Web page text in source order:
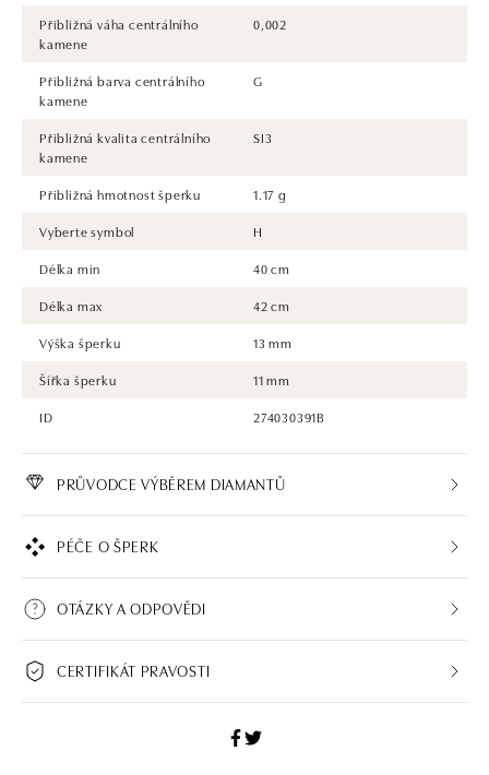
Přibližná váha centrálního
kamene
0,002
Přibližná barva centrálního
kamene
G
Přibližná kvalita centrálního
kamene
SI3
Přibližná hmotnost šperku
1.17 g
Vyberte symbol
H
Délka min
40 cm
Délka max
42 cm
Výška šperku
13 mm
Šířka šperku
11 mm
ID
274030391B
PRŮVODCE VÝBĚREM DIAMANTŮ
PÉČE O ŠPERK
OTÁZKY A ODPOVĚDI
CERTIFIKÁT PRAVOSTI